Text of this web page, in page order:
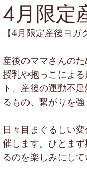
4月限定
【4月限定産後ヨガ
産後のママさんの
授乳や抱っこによ
ト、産後の運動不
るもの、繋がりを
日々目まぐるしい
催します。ひとま
るのを楽しみにし